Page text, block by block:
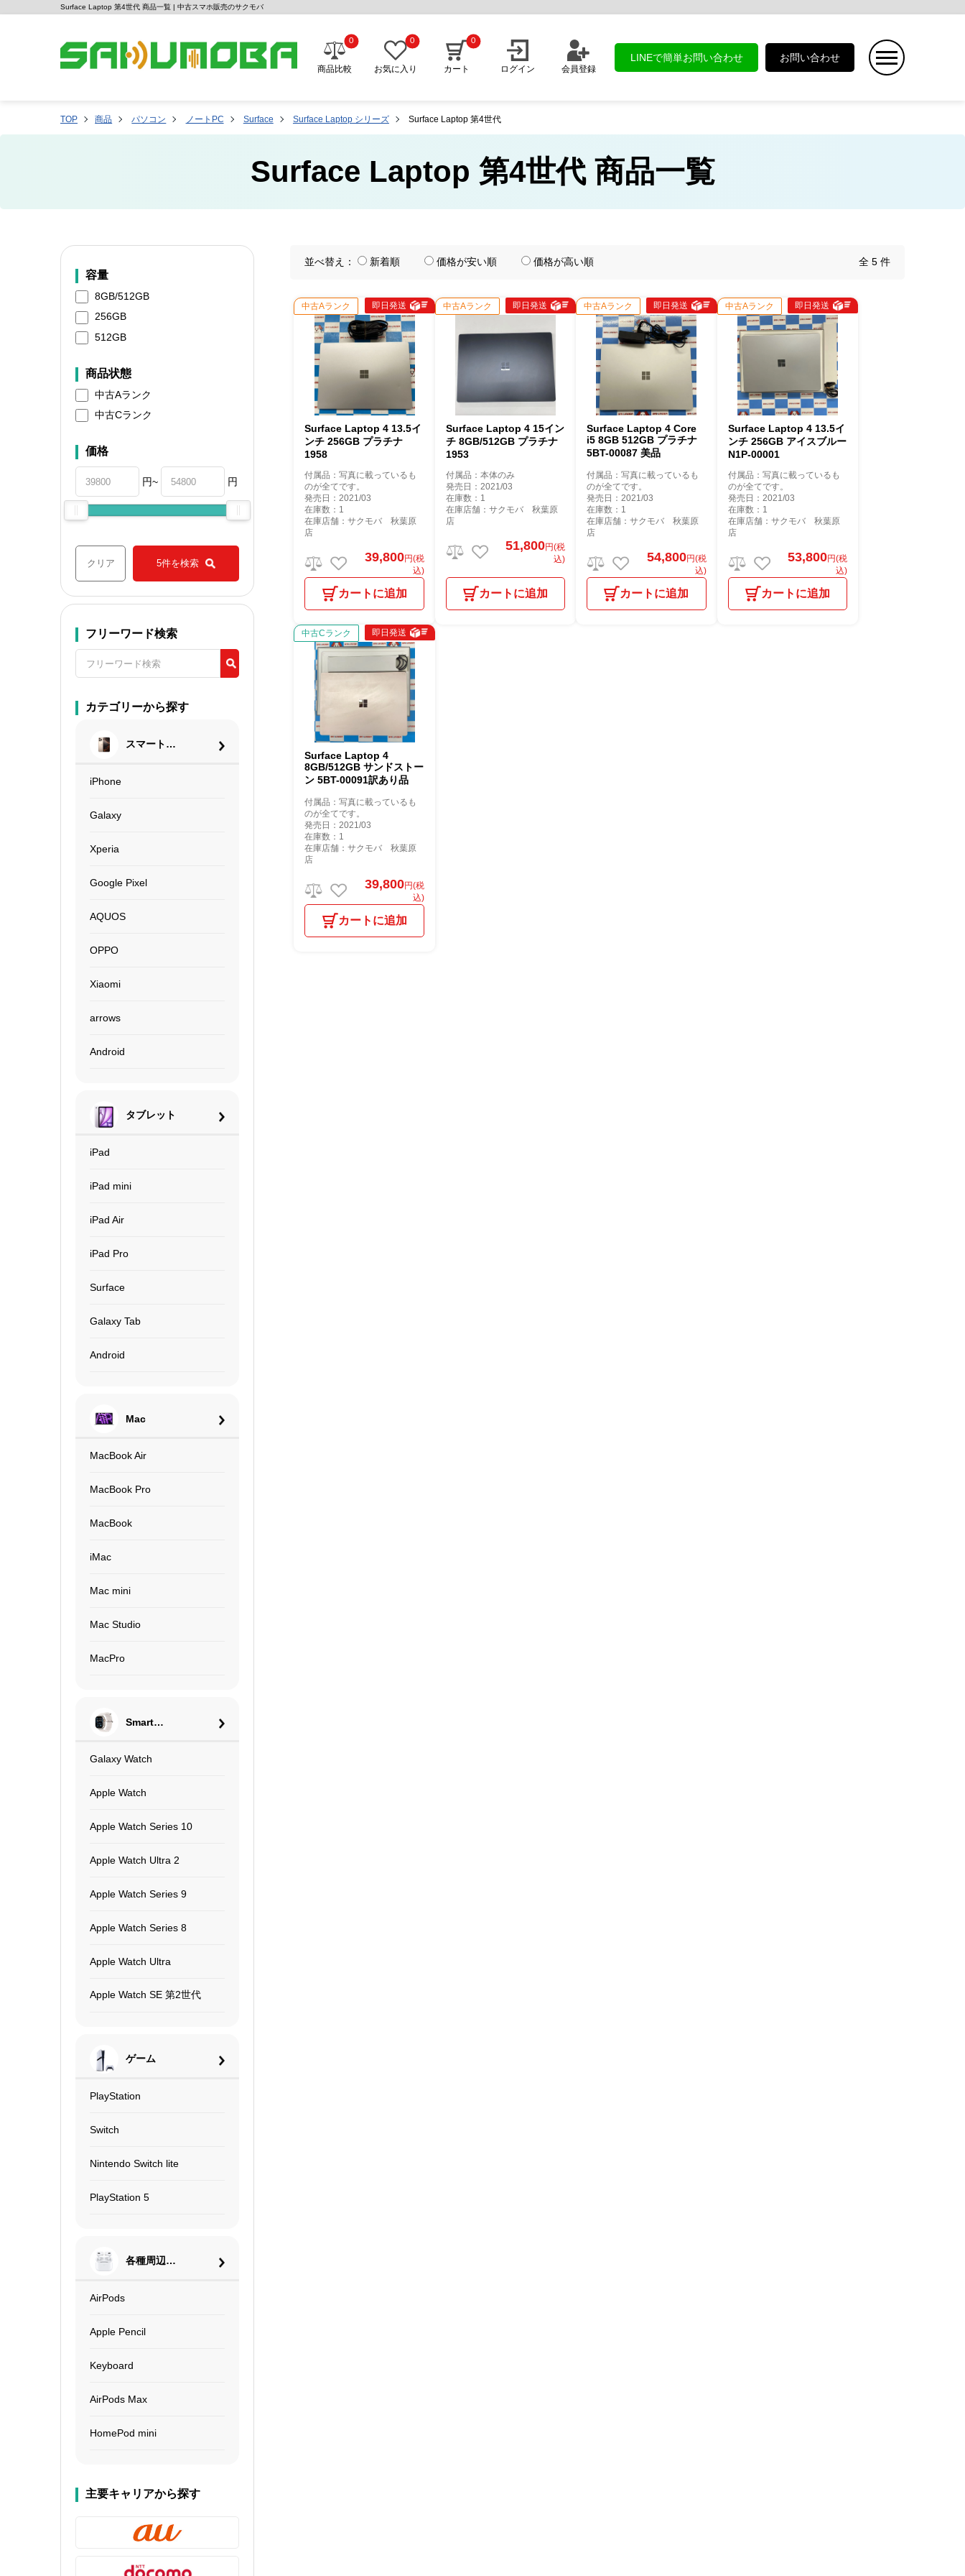
Surface Laptop 第4世代 商品一覧 | 中古スマホ販売のサクモバ
商品比較
0
お気に入り
0
カート
0
ログイン 会員登録
LINEで簡単お問い合わせ お問い合わせ
TOP 商品 パソコン ノートPC Surface Surface Laptop シリーズ Surface Laptop 第4世代
Surface Laptop 第4世代 商品一覧
容量
8GB/512GB
256GB
512GB
商品状態
中古Aランク
中古Cランク
価格
円~ 円
クリア 5件を検索
フリーワード検索
カテゴリーから探す
スマートフ
iPhone
Galaxy
Xperia
Google Pixel
AQUOS
OPPO
Xiaomi
arrows
Android
タブレット
iPad
iPad mini
iPad Air
iPad Pro
Surface
Galaxy Tab
Android
Mac
MacBook Air
MacBook Pro
MacBook
iMac
Mac mini
Mac Studio
MacPro
Smart
Galaxy Watch
Apple Watch
Apple Watch Series 10
Apple Watch Ultra 2
Apple Watch Series 9
Apple Watch Series 8
Apple Watch Ultra
Apple Watch SE 第2世代
ゲーム
PlayStation
Switch
Nintendo Switch lite
PlayStation 5
各種周辺機
AirPods
Apple Pencil
Keyboard
AirPods Max
HomePod mini
主要キャリアから探す
並べ替え： 新着順 価格が安い順 価格が高い順 全 5 件
中古Aランク 即日発送
Surface Laptop 4 13.5イ
ンチ 256GB プラチナ
1958
付属品：写真に載っているも
のが全てです。
発売日：2021/03
在庫数：1
在庫店舗：サクモバ 秋葉原
店
39,800円(税
込)
カートに追加
中古Aランク 即日発送
Surface Laptop 4 15イン
チ 8GB/512GB プラチナ
1953
付属品：本体のみ
発売日：2021/03
在庫数：1
在庫店舗：サクモバ 秋葉原
店
51,800円(税
込)
カートに追加
中古Aランク 即日発送
Surface Laptop 4 Core
i5 8GB 512GB プラチナ
5BT-00087 美品
付属品：写真に載っているも
のが全てです。
発売日：2021/03
在庫数：1
在庫店舗：サクモバ 秋葉原
店
54,800円(税
込)
カートに追加
中古Aランク 即日発送
Surface Laptop 4 13.5イ
ンチ 256GB アイスブルー
N1P-00001
付属品：写真に載っているも
のが全てです。
発売日：2021/03
在庫数：1
在庫店舗：サクモバ 秋葉原
店
53,800円(税
込)
カートに追加
中古Cランク 即日発送
Surface Laptop 4
8GB/512GB サンドストー
ン 5BT-00091訳あり品
付属品：写真に載っているも
のが全てです。
発売日：2021/03
在庫数：1
在庫店舗：サクモバ 秋葉原
店
39,800円(税
込)
カートに追加